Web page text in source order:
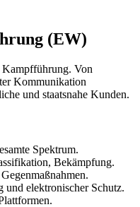
(EW)
Kampfführung. Von
Kommunikation
und staatsnahe Kunden.
Spektrum.
Bekämpfung.
elektronischer Schutz.